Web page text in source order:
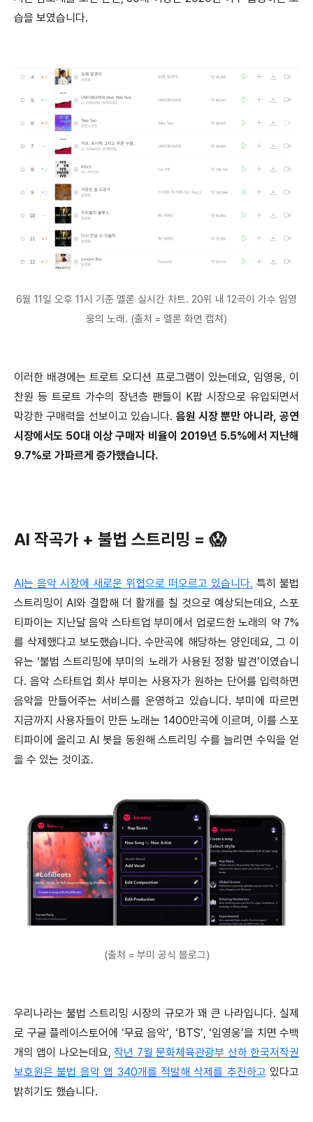
습을 보였습니다.
6월 11일 오후 11시 기준 멜론 실시간 차트. 20위 내 12곡이 가수 임영
웅의 노래. (출처 = 멜론 화면 캡쳐)
이러한 배경에는 트로트 오디션 프로그램이 있는데요, 임영웅, 이
찬원 등 트로트 가수의 장년층 팬들이 K팝 시장으로 유입되면서
막강한 구매력을 선보이고 있습니다. 음원 시장 뿐만 아니라, 공연
시장에서도 50대 이상 구매자 비율이 2019년 5.5%에서 지난해
9.7%로 가파르게 증가했습니다.
AI 작곡가 + 불법 스트리밍 = 😱
AI는 음악 시장에 새로운 위협으로 떠오르고 있습니다. 특히 불법
스트리밍이 AI와 결합해 더 활개를 칠 것으로 예상되는데요, 스포
티파이는 지난달 음악 스타트업 부미에서 업로드한 노래의 약 7%
를 삭제했다고 보도했습니다. 수만곡에 해당하는 양인데요, 그 이
유는 ‘불법 스트리밍에 부미의 노래가 사용된 정황 발견’이였습니
다. 음악 스타트업 회사 부미는 사용자가 원하는 단어를 입력하면
음악을 만들어주는 서비스를 운영하고 있습니다. 부미에 따르면
지금까지 사용자들이 만든 노래는 1400만곡에 이르며, 이를 스포
티파이에 올리고 AI 봇을 동원해 스트리밍 수를 늘리면 수익을 얻
을 수 있는 것이죠.
(출처 = 부미 공식 블로그)
우리나라는 불법 스트리밍 시장의 규모가 꽤 큰 나라입니다. 실제
로 구글 플레이스토어에 ‘무료 음악’, ‘BTS’, ‘임영웅’을 치면 수백
개의 앱이 나오는데요,작년 7월 문화체육관광부 산하 한국저작권
보호원은 불법 음악 앱 340개를 적발해 삭제를 추진하고 있다고
밝히기도 했습니다.